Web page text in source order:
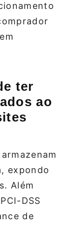
ter
ao
expondo
Além
DSS
de